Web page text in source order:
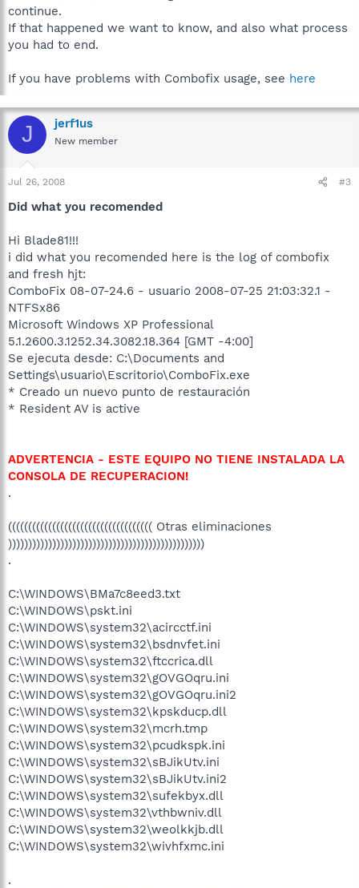
continue.
If that happened we want to know, and also what process
you had to end.
If you have problems with Combofix usage, see here
J jerf1us
New member
Jul 26, 2008 #3
Did what you recomended
Hi Blade81!!!
i did what you recomended here is the log of combofix
and fresh hjt:
ComboFix 08-07-24.6 - usuario 2008-07-25 21:03:32.1 -
NTFSx86
Microsoft Windows XP Professional
5.1.2600.3.1252.34.3082.18.364 [GMT -4:00]
Se ejecuta desde: C:\Documents and
Settings\usuario\Escritorio\ComboFix.exe
* Creado un nuevo punto de restauración
* Resident AV is active
ADVERTENCIA - ESTE EQUIPO NO TIENE INSTALADA LA
CONSOLA DE RECUPERACION!
.
(((((((((((((((((((((((((((((((((((( Otras eliminaciones
)))))))))))))))))))))))))))))))))))))))))))))))))
.
C:\WINDOWS\BMa7c8eed3.txt
C:\WINDOWS\pskt.ini
C:\WINDOWS\system32\acircctf.ini
C:\WINDOWS\system32\bsdnvfet.ini
C:\WINDOWS\system32\ftccrica.dll
C:\WINDOWS\system32\gOVGOqru.ini
C:\WINDOWS\system32\gOVGOqru.ini2
C:\WINDOWS\system32\kpskducp.dll
C:\WINDOWS\system32\mcrh.tmp
C:\WINDOWS\system32\pcudkspk.ini
C:\WINDOWS\system32\sBJikUtv.ini
C:\WINDOWS\system32\sBJikUtv.ini2
C:\WINDOWS\system32\sufekbyx.dll
C:\WINDOWS\system32\vthbwniv.dll
C:\WINDOWS\system32\weolkkjb.dll
C:\WINDOWS\system32\wivhfxmc.ini
.